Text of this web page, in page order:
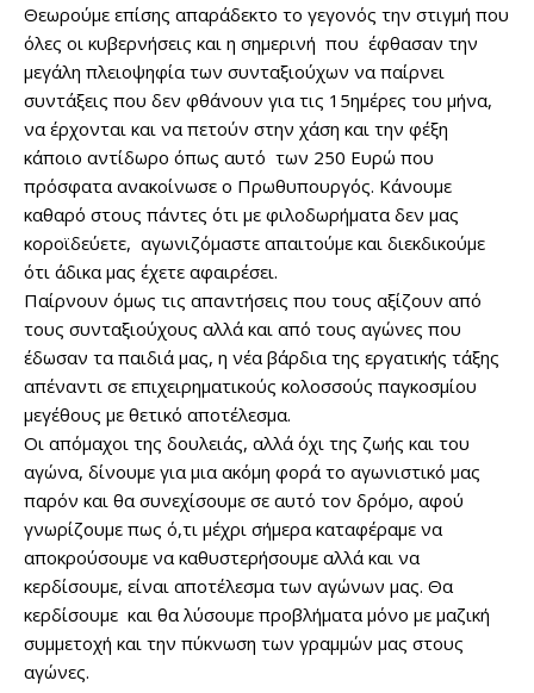
Θεωρούμε επίσης απαράδεκτο το γεγονός την στιγμή που
όλες οι κυβερνήσεις και η σημερινή που έφθασαν την
μεγάλη πλειοψηφία των συνταξιούχων να παίρνει
συντάξεις που δεν φθάνουν για τις 15ημέρες του μήνα,
να έρχονται και να πετούν στην χάση και την φέξη
κάποιο αντίδωρο όπως αυτό των 250 Ευρώ που
πρόσφατα ανακοίνωσε ο Πρωθυπουργός. Κάνουμε
καθαρό στους πάντες ότι με φιλοδωρήματα δεν μας
κοροϊδεύετε, αγωνιζόμαστε απαιτούμε και διεκδικούμε
ότι άδικα μας έχετε αφαιρέσει.
Παίρνουν όμως τις απαντήσεις που τους αξίζουν από
τους συνταξιούχους αλλά και από τους αγώνες που
έδωσαν τα παιδιά μας, η νέα βάρδια της εργατικής τάξης
απέναντι σε επιχειρηματικούς κολοσσούς παγκοσμίου
μεγέθους με θετικό αποτέλεσμα.
Οι απόμαχοι της δουλειάς, αλλά όχι της ζωής και του
αγώνα, δίνουμε για μια ακόμη φορά το αγωνιστικό μας
παρόν και θα συνεχίσουμε σε αυτό τον δρόμο, αφού
γνωρίζουμε πως ό,τι μέχρι σήμερα καταφέραμε να
αποκρούσουμε να καθυστερήσουμε αλλά και να
κερδίσουμε, είναι αποτέλεσμα των αγώνων μας. Θα
κερδίσουμε και θα λύσουμε προβλήματα μόνο με μαζική
συμμετοχή και την πύκνωση των γραμμών μας στους
αγώνες.